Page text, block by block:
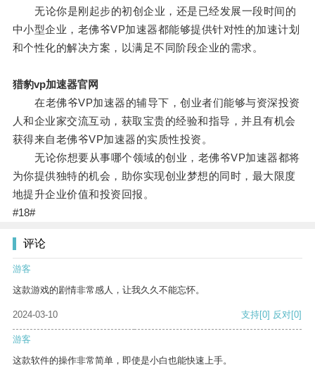
无论你是刚起步的初创企业，还是已经发展一段时间的
中小型企业，老佛爷VP加速器都能够提供针对性的加速计划
和个性化的解决方案，以满足不同阶段企业的需求。
猎豹vp加速器官网
在老佛爷VP加速器的辅导下，创业者们能够与资深投资
人和企业家交流互动，获取宝贵的经验和指导，并且有机会
获得来自老佛爷VP加速器的实质性投资。
无论你想要从事哪个领域的创业，老佛爷VP加速器都将
为你提供独特的机会，助你实现创业梦想的同时，最大限度
地提升企业价值和投资回报。
#18#
评论
游客
这款游戏的剧情非常感人，让我久久不能忘怀。
2024-03-10 支持[0] 反对[0]
游客
这款软件的操作非常简单，即使是小白也能快速上手。